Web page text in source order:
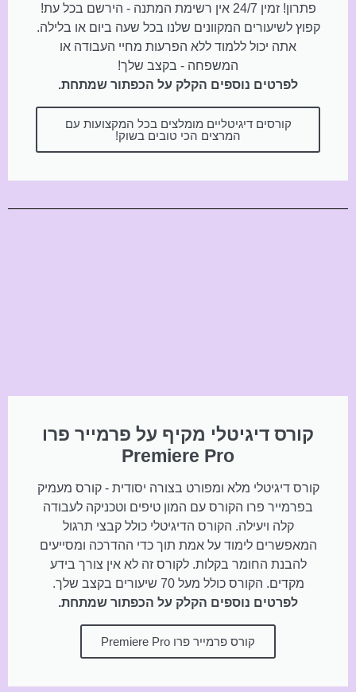
פתרון! זמין 24/7 אין רשימת המתנה - הירשם בכל עת!
קפוץ לשיעורים המקוונים שלנו בכל שעה ביום או בלילה.
אתה יכול ללמוד ללא הפרעות מחיי העבודה או
המשפחה - בקצב שלך!
לפרטים נוספים הקלק על הכפתור שמתחת.
קורסים דיגיטליים מומלצים בכל המקצועות עם
המרצים הכי טובים בשוק!
קורס דיגיטלי מקיף על פרמייר פרו
Premiere Pro
קורס דיגיטלי מלא ומפורט בצורה יסודית - קורס מעמיק
בפרמייר פרו הקורס עם המון טיפים וטכניקה לעבודה
קלה ויעילה. הקורס הדיגיטלי כולל קבצי תרגול
המאפשרים לימוד על אמת תוך כדי ההדרכה ומסייעים
להבנת החומר בקלות. לקורס זה לא אין צורך בידע
מקדים. הקורס כולל מעל 70 שיעורים בקצב שלך.
לפרטים נוספים הקלק על הכפתור שמתחת.
קורס פרמייר פרו Premiere Pro